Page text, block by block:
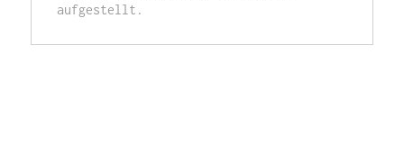
aufgestellt.